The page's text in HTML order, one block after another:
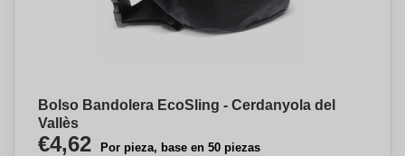
Bolso Bandolera EcoSling - Cerdanyola del
Vallès
€4,62 Por pieza, base en 50 piezas